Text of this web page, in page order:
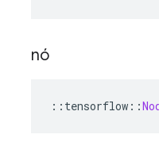
nó
:: tensorflow ::